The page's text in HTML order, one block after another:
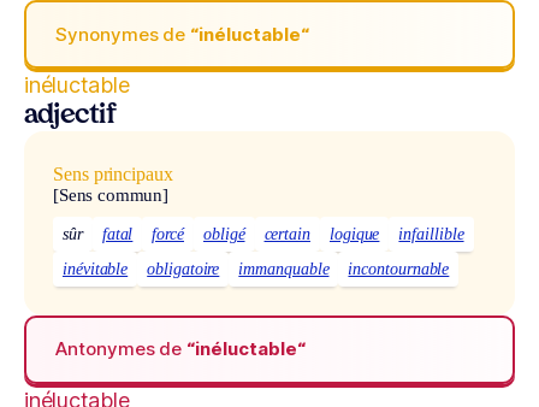
Synonymes de “inéluctable“
inéluctable
adjectif
Sens principaux
[Sens commun]
sûr fatal forcé obligé certain logique
infaillible
inévitable
obligatoire immanquable incontournable
Antonymes de “inéluctable“
inéluctable